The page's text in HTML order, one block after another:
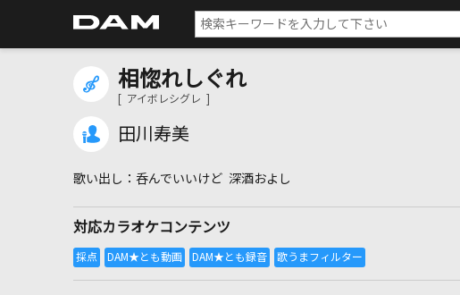
相惚れしぐれ
[ アイボレシグレ ]
田川寿美
呑んでいいけど 深酒およし
対応カラオケコンテンツ